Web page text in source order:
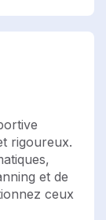
rigoureux.
et de
ceux